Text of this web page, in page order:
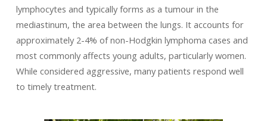
lymphocytes and typically forms as a tumour in the
mediastinum, the area between the lungs. It accounts for
approximately 2-4% of non-Hodgkin lymphoma cases and
most commonly affects young adults, particularly women.
While considered aggressive, many patients respond well
to timely treatment.